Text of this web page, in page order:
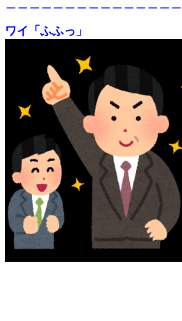
ワイ「ふふっ」